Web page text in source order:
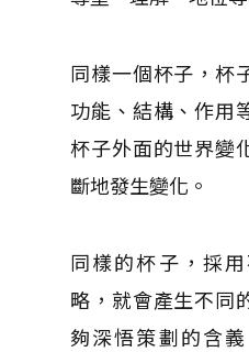
同樣一個杯子，杯
功能、結構、作用
杯子外面的世界變
斷地發生變化。
同樣的杯子，採
略，就會產生不同
夠深悟策劃的含